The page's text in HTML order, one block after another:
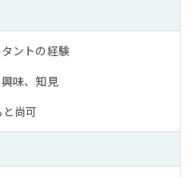
ントの経験
味、知見
尚可